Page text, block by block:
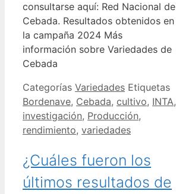
consultarse aquí: Red Nacional de
Cebada. Resultados obtenidos en
la campaña 2024 Más
información sobre Variedades de
Cebada
Categorías Variedades Etiquetas
Bordenave, Cebada, cultivo, INTA,
investigación, Producción,
rendimiento, variedades
¿Cuáles fueron los
últimos resultados de